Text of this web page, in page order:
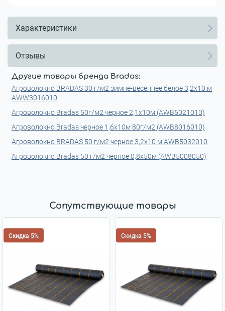
Характеристики
Отзывы
Другие товары бренда Bradas:
Агроволокно BRADAS 30 г/м2 зимне-весеннее белое 3,2x10 м
AWW3016010
Агроволокно Bradas 50г/м2 черное 2,1х10м (AWB5021010)
Агроволокно Bradas черное 1,6х10м 80г/м2 (AWB8016010)
Агроволокно BRADAS 50 г/м2 черное 3,2x10 м AWB5032010
Агроволокно Bradas 50 г/м2 черное 0,8х50м (AWB5008050)
Сопутствующие товары
Скидка 5% Скидка 5%